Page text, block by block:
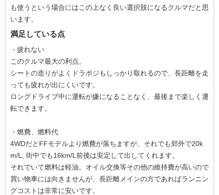
も使うという場合にはこの上なく良い選択肢になるクルマだと思
います。
満足している点
・疲れない
このクルマ最大の利点。
シートの造りがよくドラポジもしっかり取れるので、長距離を走
っても疲れが出にくいです。
ロングドライブ中に運転が嫌になることなく、最後まで楽しく運
転できます。
・燃費、燃料代
4WDだとFFモデルより燃費が落ちますが、それでも郊外で20k
m/L, 街中でも16km/L前後は安定して出してくれます。
それでいて燃料は軽油。オイル交換等その他の維持費が高いので
買い物車には向きませんが、長距離メインの方であればランニン
グコストは非常に安いです。